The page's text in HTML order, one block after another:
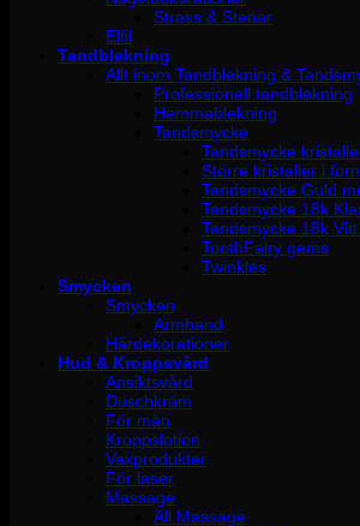
Strass & Stenar
Elfil
Tandblekning
Allt inom Tandblekning &
Professionell tandblekning
Hemmablekning
Tandsmycke
Tandsmycke
Större kristaller i
Tandsmycke Guld
Tandsmycke 18k
Tandsmycke 18k
ToothFairy gems
Twinkles
Smycken
Smycken
Armband
Hårdekorationer
Hud & Kroppsvård
Ansiktsvård
Duschkräm
För män
Kroppslotion
Vaxprodukter
För laser
Massage
All Massage